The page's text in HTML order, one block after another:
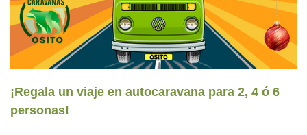
¡Regala un viaje en autocaravana para 2, 4 ó 6
personas!